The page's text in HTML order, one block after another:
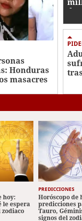
Honduras
masacres
cinco
hoy:
le espera
PREDICCIONES
Horóscopo de
predicciones
Tauro,
signos del